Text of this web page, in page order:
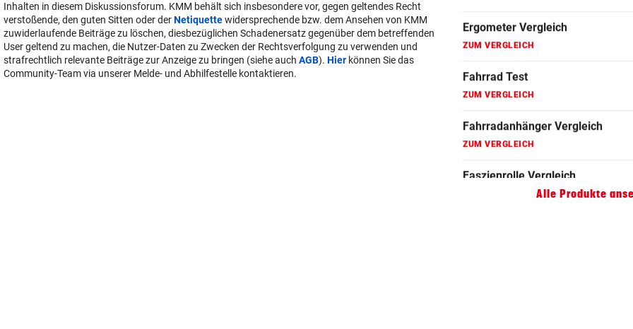
Inhalten in diesem Diskussionsforum. KMM behält sich insbesondere vor, gegen geltendes Recht
verstoßende, den guten Sitten oder derNetiquettewidersprechende bzw. dem Ansehen von KMM
zuwiderlaufende Beiträge zu löschen, diesbezüglichen Schadenersatz gegenüber dem betreffenden
User geltend zu machen, die Nutzer-Daten zu Zwecken der Rechtsverfolgung zu verwenden und
strafrechtlich relevante Beiträge zur Anzeige zu bringen (siehe auch AGB). Hier können Sie das
Community-Team via unserer Melde- und Abhilfestelle kontaktieren.
Faszienrolle Vergleich
Hoverboard Vergleich
Kinderfahrrad Vergleich
Alle Produkte